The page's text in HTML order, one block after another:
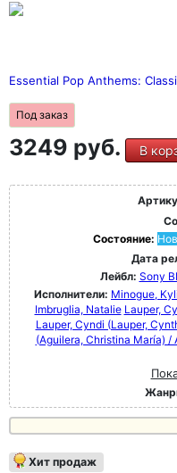
Essential Pop Anthems:
Под заказ
3249 руб. В
Состояние:
Дата
Лейбл: Sony
Исполнители: Minogue,
Imbruglia, Natalie Lauper,
Lauper, Cyndi (Lauper,
(Aguilera, Christina María) /
Хит продаж